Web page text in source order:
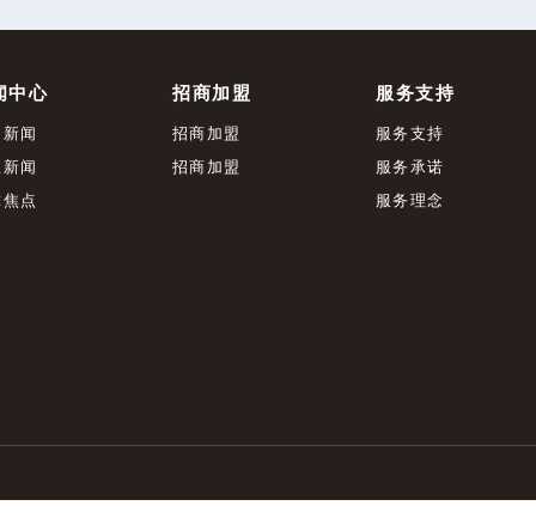
中心
闻
闻
点
招商加盟
招商加盟
招商加盟
服务支持
服务支持
服务承诺
服务理念